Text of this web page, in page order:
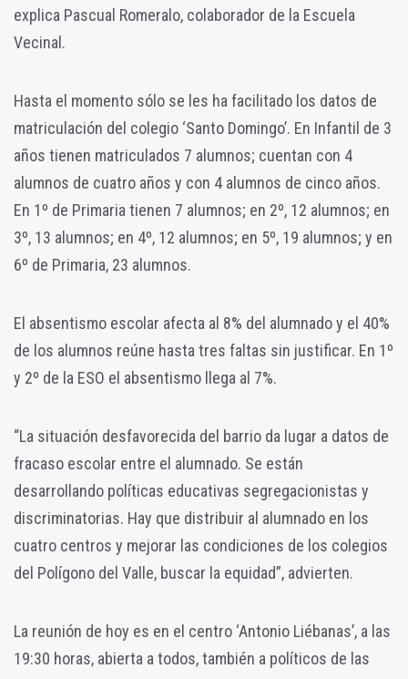
explica Pascual Romeralo, colaborador de la Escuela
Vecinal.
Hasta el momento sólo se les ha facilitado los datos de
matriculación del colegio ‘Santo Domingo’. En Infantil de 3
años tienen matriculados 7 alumnos; cuentan con 4
alumnos de cuatro años y con 4 alumnos de cinco años.
En 1º de Primaria tienen 7 alumnos; en 2º, 12 alumnos; en
3º, 13 alumnos; en 4º, 12 alumnos; en 5º, 19 alumnos; y en
6º de Primaria, 23 alumnos.
El absentismo escolar afecta al 8% del alumnado y el 40%
de los alumnos reúne hasta tres faltas sin justificar. En 1º
y 2º de la ESO el absentismo llega al 7%.
“La situación desfavorecida del barrio da lugar a datos de
fracaso escolar entre el alumnado. Se están
desarrollando políticas educativas segregacionistas y
discriminatorias. Hay que distribuir al alumnado en los
cuatro centros y mejorar las condiciones de los colegios
del Polígono del Valle, buscar la equidad”, advierten.
La reunión de hoy es en el centro ‘Antonio Liébanas’, a las
19:30 horas, abierta a todos, también a políticos de las